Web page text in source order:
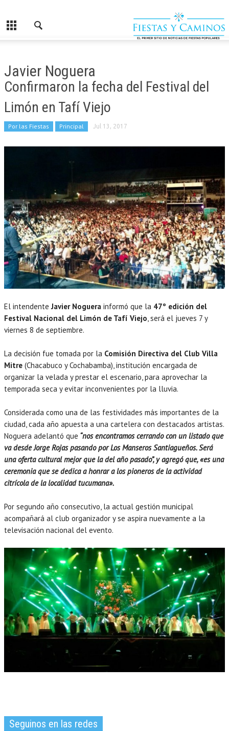
Javier Noguera
Confirmaron la fecha del Festival del
Limón en Tafí Viejo
Por las Fiestas Principal Jul 13, 2017
El intendenteJavier Noguera informó que la 47º edición del
Festival Nacional del Limón de Tafí Viejo, será el jueves 7 y
viernes 8 de septiembre.
La decisión fue tomada por la Comisión Directiva del Club Villa
Mitre (Chacabuco y Cochabamba), institución encargada de
organizar la velada y prestar el escenario, para aprovechar la
temporada seca y evitar inconvenientes por la lluvia.
Considerada como una de las festividades más importantes de la
ciudad, cada año apuesta a una cartelera con destacados artistas.
Noguera adelantó que “nos encontramos cerrando con un listado que
va desde Jorge Rojas pasando por Los Manseros Santiagueños. Será
una oferta cultural mejor que la del año pasado”, y agregó que, «es una
ceremonia que se dedica a honrar a los pioneros de la actividad
citrícola de la localidad tucumana».
Por segundo año consecutivo, la actual gestión municipal
acompañará al club organizador y se aspira nuevamente a la
televisación nacional del evento.
Seguinos en las redes